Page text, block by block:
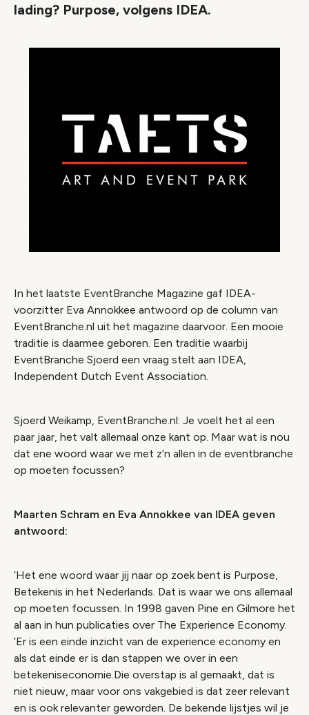
lading? Purpose, volgens IDEA.
In het laatste EventBranche Magazine gaf IDEA-
voorzitter Eva Annokkee antwoord op de column van
EventBranche.nl uit het magazine daarvoor. Een mooie
traditie is daarmee geboren. Een traditie waarbij
EventBranche Sjoerd een vraag stelt aan IDEA,
Independent Dutch Event Association.
Sjoerd Weikamp, EventBranche.nl: Je voelt het al een
paar jaar, het valt allemaal onze kant op. Maar wat is nou
dat ene woord waar we met z’n allen in de eventbranche
op moeten focussen?
Maarten Schram en Eva Annokkee van IDEA geven
antwoord:
‘Het ene woord waar jij naar op zoek bent is Purpose,
Betekenis in het Nederlands. Dat is waar we ons allemaal
op moeten focussen. In 1998 gaven Pine en Gilmore het
al aan in hun publicaties over The Experience Economy.
‘Er is een einde inzicht van de experience economy en
als dat einde er is dan stappen we over in een
betekeniseconomie.Die overstap is al gemaakt, dat is
niet nieuw, maar voor ons vakgebied is dat zeer relevant
en is ook relevanter geworden. De bekende lijstjes wil je